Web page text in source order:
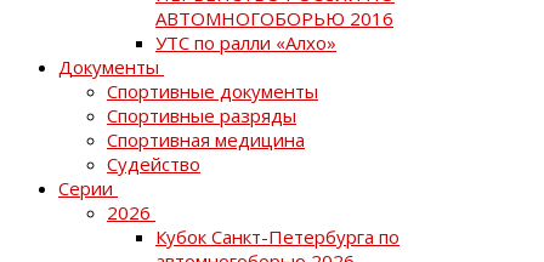
АВТОМНОГОБОРЬЮ 2016
УТС по ралли «Алхо»
Документы
Спортивные документы
Спортивные разряды
Спортивная медицина
Судейство
Серии
2026
Кубок Санкт-Петербурга по